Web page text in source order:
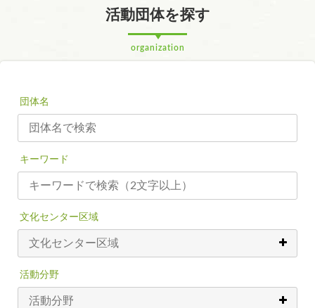
活動団体を探す
organization
団体名
キーワード
文化センター区域
活動分野